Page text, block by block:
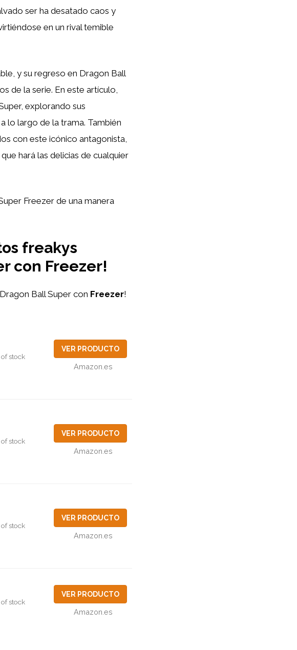
ser ha desatado caos y
en un rival temible
y su regreso en Dragon Ball
de la serie. En este artículo,
explorando sus
lo largo de la trama. También
con este icónico antagonista,
hará las delicias de cualquier
Freezer de una manera
freakys
con Freezer!
Ball Super con Freezer!
stock
VER PRODUCTO
Amazon.es
stock
VER PRODUCTO
Amazon.es
stock
VER PRODUCTO
Amazon.es
stock
VER PRODUCTO
Amazon.es